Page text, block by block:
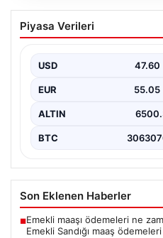
Serdal Adalı’dan
Açıklaması! ‘Biz
Beşiktaş Başkanı Serdal
önemli…
Piyasa Verileri
USD 47.60
EUR 55.05
ALTIN
BTC
Son Eklenen Haberler
■Emekli maaşı ödemeleri ne
Emekli Sandığı maaş ödemeleri